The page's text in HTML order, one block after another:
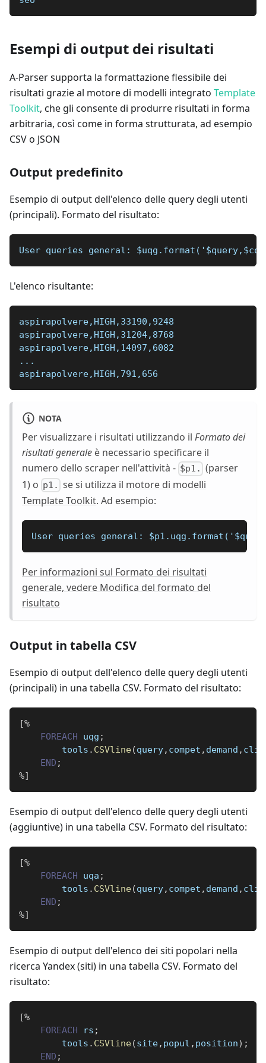
Esempi di output dei risultati
A-Parser supporta la formattazione flessibile dei
risultati grazie al motore di modelli integrato Template
Toolkit, che gli consente di produrre risultati in forma
arbitraria, così come in forma strutturata, ad esempio
CSV o JSON
Output predefinito
Esempio di output dell'elenco delle query degli utenti
(principali). Formato del risultato:
User queries general:
L'elenco risultante:
aspirapolvere,HIGH,33190,9248
aspirapolvere,HIGH,31204,8768
aspirapolvere,HIGH,14097,6082
...
aspirapolvere,HIGH,791,656
NOTA
Per visualizzare i risultati utilizzando il Formato dei
risultati generale è necessario specificare il
numero dello scraper nell'attività - $p1. (parser
1) o p1. se si utilizza il motore di modelli
Template Toolkit. Ad esempio:
User queries general:
Per informazioni sul Formato dei risultati
generale, vedere Modifica del formato del
risultato
Output in tabella CSV
Esempio di output dell'elenco delle query degli utenti
(principali) in una tabella CSV. Formato del risultato:
[%
FOREACH uqg ;
        tools
. CSVline(query, compet , demand ,
END ;
%]
Esempio di output dell'elenco delle query degli utenti
(aggiuntive) in una tabella CSV. Formato del risultato:
[%
FOREACH uqa ;
        tools
. CSVline(query, compet , demand ,
END ;
%]
Esempio di output dell'elenco dei siti popolari nella
ricerca Yandex (siti) in una tabella CSV. Formato del
risultato:
[%
FOREACH rs ;
        tools
. CSVline(site, popul , position) ;
END ;